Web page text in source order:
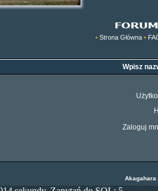
• Strona Główna •
Wpisz
Zaloguj
Akagahara